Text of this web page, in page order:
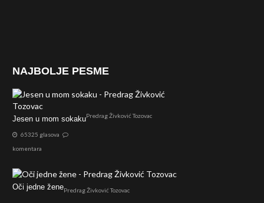
NAJBOLJE PESME
Jesen u mom sokakuPredrag Živković Tozovac
65325 glasova
komentara
Oči jedne ženePredrag Živković Tozovac